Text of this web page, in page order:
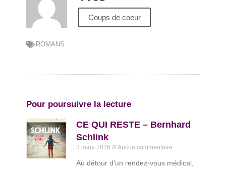
Coups de coeur
ROMANS
Pour poursuivre la lecture
CE QUI RESTE – Bernhard
Schlink
3 mars 2026 Aucun commentaire
Au détour d’un rendez-vous médical,